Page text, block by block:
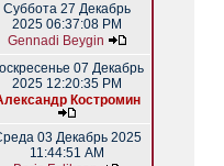
Суббота 27 Декабрь
2025 06:37:08 PM
Gennadi Beygin
07 Декабрь
2025 12:20:35 PM
Костромин
03 Декабрь 2025
11:44:51 AM